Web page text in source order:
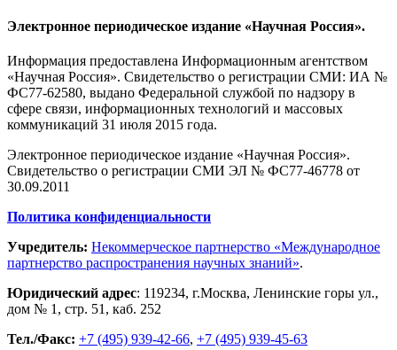
Электронное периодическое издание «Научная Россия».
Информация предоставлена Информационным агентством
«Научная Россия». Свидетельство о регистрации СМИ: ИА №
ФС77-62580, выдано Федеральной службой по надзору в
сфере связи, информационных технологий и массовых
коммуникаций 31 июля 2015 года.
Электронное периодическое издание «Научная Россия».
Свидетельство о регистрации СМИ ЭЛ № ФС77-46778 от
30.09.2011
Политика конфиденциальности
Учредитель: Некоммерческое партнерство «Международное
партнерство распространения научных знаний».
Юридический адрес: 119234, г.Москва, Ленинские горы ул.,
дом № 1, стр. 51 , каб. 252
Тел./Факс: +7 (495) 939-42-66, +7 (495) 939-45-63